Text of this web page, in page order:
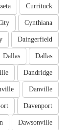
Currituck
Cynthiana
Daingerfield
Dallas
Dallas
Dandridge
Danville
Davenport
Dawsonville